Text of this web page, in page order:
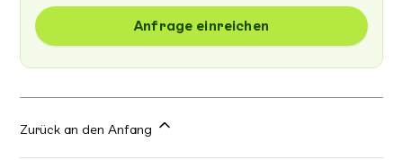
Anfrage einreichen
Zurück an den Anfang